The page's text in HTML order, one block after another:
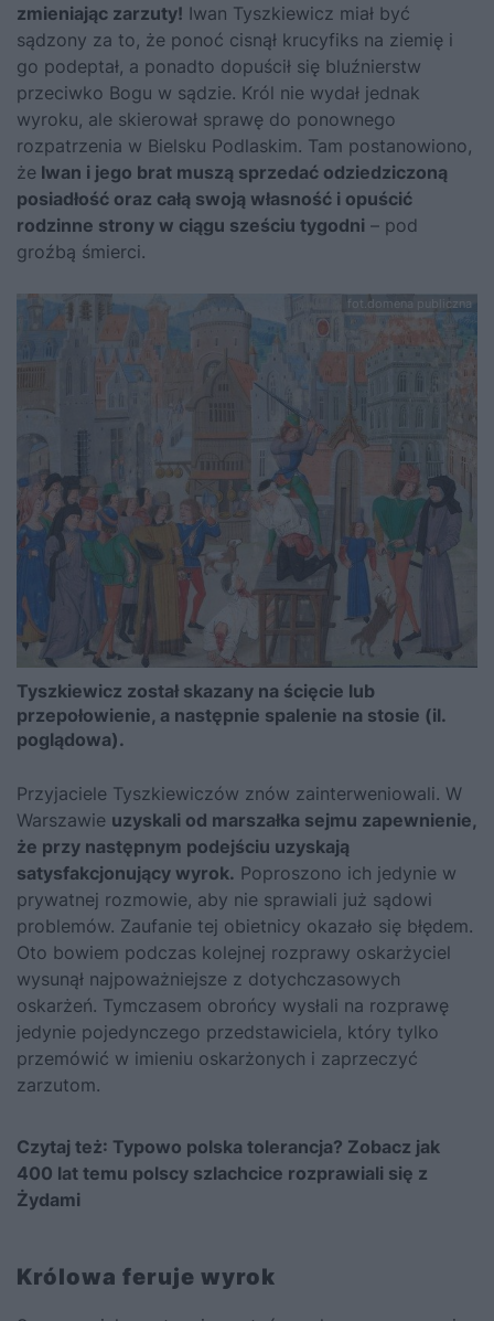
zmieniając zarzuty! Iwan Tyszkiewicz miał być
sądzony za to, że ponoć cisnął krucyfiks na ziemię i
go podeptał, a ponadto dopuścił się bluźnierstw
przeciwko Bogu w sądzie. Król nie wydał jednak
wyroku, ale skierował sprawę do ponownego
rozpatrzenia w Bielsku Podlaskim. Tam postanowiono,
że Iwan i jego brat muszą sprzedać odziedziczoną
posiadłość oraz całą swoją własność i opuścić
rodzinne strony w ciągu sześciu tygodni – pod
groźbą śmierci.
fot.domena publiczna
Tyszkiewicz został skazany na ścięcie lub
przepołowienie, a następnie spalenie na stosie (il.
poglądowa).
Przyjaciele Tyszkiewiczów znów zainterweniowali. W
Warszawie uzyskali od marszałka sejmu zapewnienie,
że przy następnym podejściu uzyskają
satysfakcjonujący wyrok. Poproszono ich jedynie w
prywatnej rozmowie, aby nie sprawiali już sądowi
problemów. Zaufanie tej obietnicy okazało się błędem.
Oto bowiem podczas kolejnej rozprawy oskarżyciel
wysunął najpoważniejsze z dotychczasowych
oskarżeń. Tymczasem obrońcy wysłali na rozprawę
jedynie pojedynczego przedstawiciela, który tylko
przemówić w imieniu oskarżonych i zaprzeczyć
zarzutom.
Czytaj też: Typowo polska tolerancja? Zobacz jak
400 lat temu polscy szlachcice rozprawiali się z
Żydami
Królowa feruje wyrok